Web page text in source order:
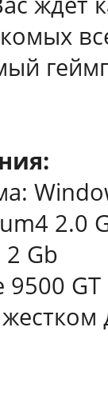
2.0
Gb